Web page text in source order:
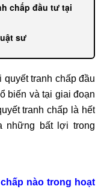
chấp đầu tư tại
sư
tranh chấp đầu
biến và tại giai đoạn
tranh chấp là hết
những bất lợi trong
nào trong hoạt